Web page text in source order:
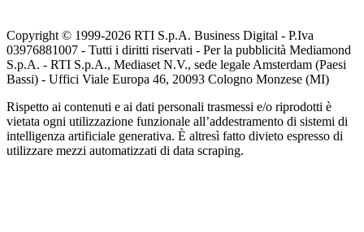
Copyright © 1999-2026 RTI S.p.A. Business Digital - P.Iva
03976881007 - Tutti i diritti riservati - Per la pubblicità Mediamond
S.p.A. - RTI S.p.A., Mediaset N.V., sede legale Amsterdam (Paesi
Bassi) - Uffici Viale Europa 46, 20093 Cologno Monzese (MI)
Rispetto ai contenuti e ai dati personali trasmessi e/o riprodotti è
vietata ogni utilizzazione funzionale all’addestramento di sistemi di
intelligenza artificiale generativa. È altresì fatto divieto espresso di
utilizzare mezzi automatizzati di data scraping.